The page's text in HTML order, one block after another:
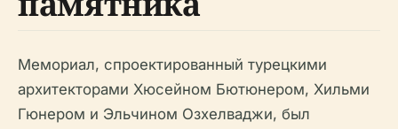
Мемориал, спроектированный турецкими
архитекторами Хюсейном Бютюнером, Хильми
Гюнером и Эльчином Озхелваджи, был